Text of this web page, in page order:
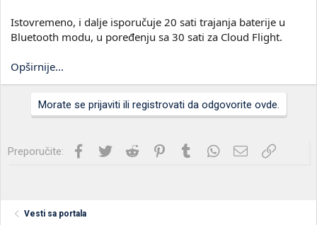
Istovremeno, i dalje isporučuje 20 sati trajanja baterije u
Bluetooth modu, u poređenju sa 30 sati za Cloud Flight.
Opširnije...
Morate se prijaviti ili registrovati da odgovorite ovde.
Preporučite: Facebook
Twitter Reddit PinterestTumblrWhatsApp
Imejl Link
Vesti sa portala